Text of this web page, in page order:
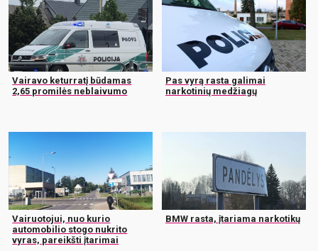
Vairavo keturratį būdamas
2,65 promilės neblaivumo
Pas vyrą rasta galimai
narkotinių medžiagų
Vairuotojui, nuo kurio
automobilio stogo nukrito
vyras, pareikšti įtarimai
BMW rasta, įtariama narkotikų